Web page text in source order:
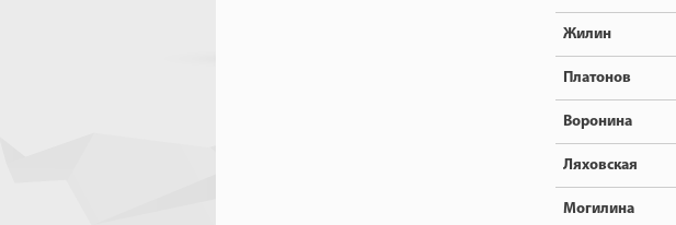
Жилин
Платонов
Воронина
Ляховская
Могилина